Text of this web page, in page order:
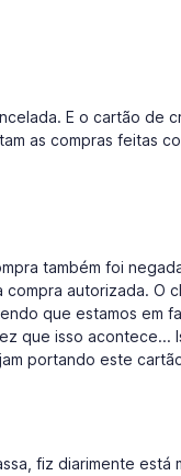
E o cartão de
as compras feitas
também foi
autorizada. O
que estamos em
que isso acontece...
portando este
fiz diarimente está